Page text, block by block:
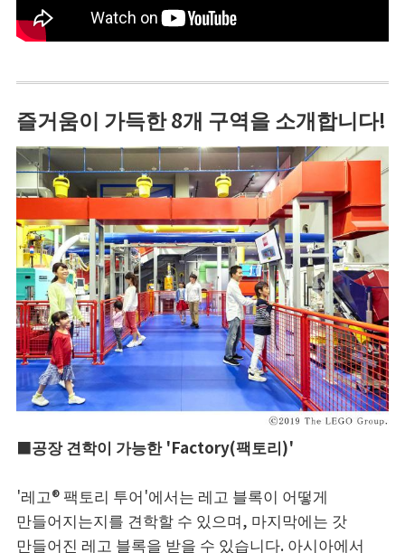
즐거움이 가득한 8개 구역을 소개합니다!
■공장 견학이 가능한 'Factory(팩토리)'
'레고® 팩토리 투어'에서는 레고 블록이 어떻게
만들어지는지를 견학할 수 있으며, 마지막에는 갓
만들어진 레고 블록을 받을 수 있습니다. 아시아에서